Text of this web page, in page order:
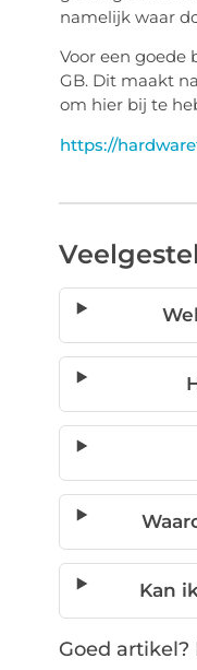
namelijk waar
Voor een
GB. Dit maakt
om hier bij te
https://
Kan
Goed